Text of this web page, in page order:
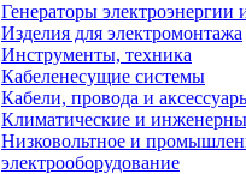
Генераторы электроэнергии
Изделия для электромонтажа
Инструменты, техника
Кабеленесущие системы
Кабели, провода и
Климатические и
Низковольтное и
электрооборудование